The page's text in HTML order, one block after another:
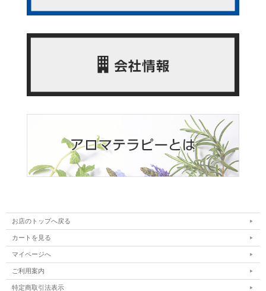
お店のトップへ戻る
カートを見る
マイページへ
ご利用案内
特定商取引法表示